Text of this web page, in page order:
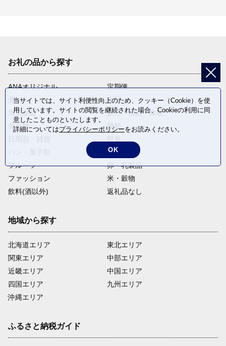
お礼の品から探す
ANAオリジナル
定期便
酒
肉類
加工食品
旅行・宿泊・体験
魚介類
麺類
電化製品
フルーツ
卵・乳製品
ファッション
米・穀物
飲料(酒以外)
返礼品なし
地域から探す
北海道エリア
関東エリア
近畿エリア
四国エリア
沖縄エリア
東北エリア
中部エリア
中国エリア
九州エリア
ふるさと納税ガイド
当サイトでは、サイト利便性向上のため、クッキー（Cookie）を使
用しています。サイトの閲覧を継続された場合、Cookieの利用に同
意したことものといたします。
詳細についてはプライバシーポリシーをお読みください。
OK